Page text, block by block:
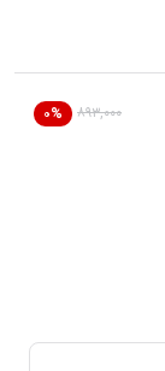
۸۹۳,۰۰۰ ۰%